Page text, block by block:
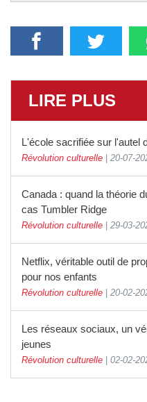
LIRE PLUS
L'école sacrifiée sur l'autel
Révolution culturelle 20-07-
Canada : quand la théorie
cas Tumbler Ridge
Révolution culturelle 29-03-
Netflix, véritable outil de
pour nos enfants
Révolution culturelle 20-02-
Les réseaux sociaux, un
jeunes
Révolution culturelle 02-02-